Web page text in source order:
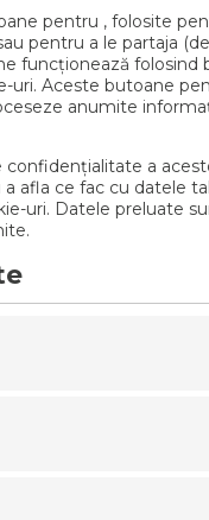
pentru , folosite
pentru a le partaja
funcționează folosind
uri. Aceste butoane
anumite
confidențialitate a
afla ce fac cu datele
uri. Datele preluate